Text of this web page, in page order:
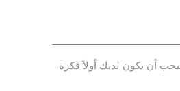
أن يكون لديك أولاً فكرة